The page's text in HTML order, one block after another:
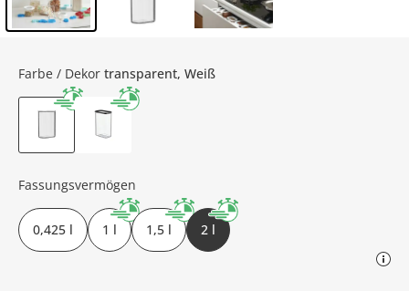
Farbe / Dekor transparent, Weiß
Fassungsvermögen
0,425 l 1 l 1,5 l 2 l